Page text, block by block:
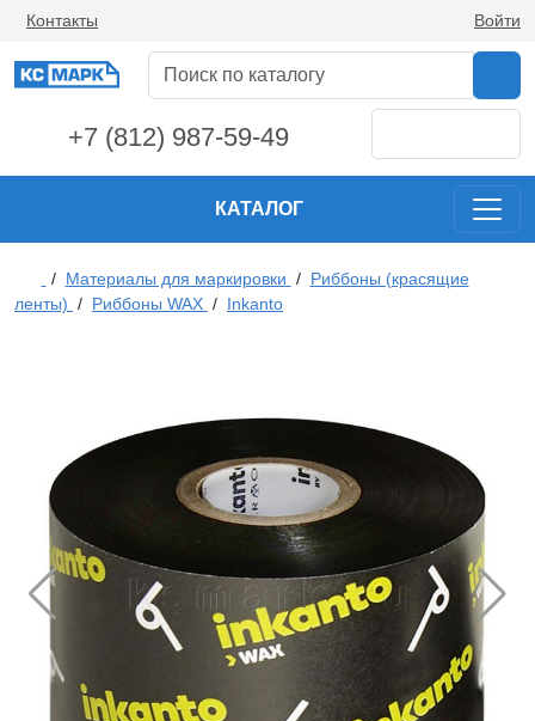
Контакты Войти
+7 (812) 987-59-49
КАТАЛОГ
/ Материалы для маркировки / Риббоны (красящие
ленты) / Риббоны WAX / Inkanto